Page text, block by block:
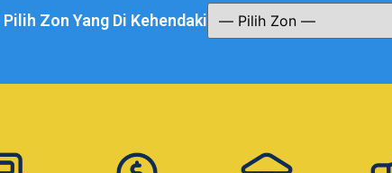
Zon Yang Di Kehendaki